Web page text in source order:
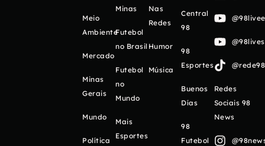
Meio
Ambiente
Mercado
Minas
Gerais
Mundo
Política
Minas
Futebol
no Brasil
Futebol
no
Mundo
Mais
Esportes
Nas
Redes
Humor
Música
Central
98
98
Esportes
Buenos
Días
98
Futebol
Redes
Sociais 98
News